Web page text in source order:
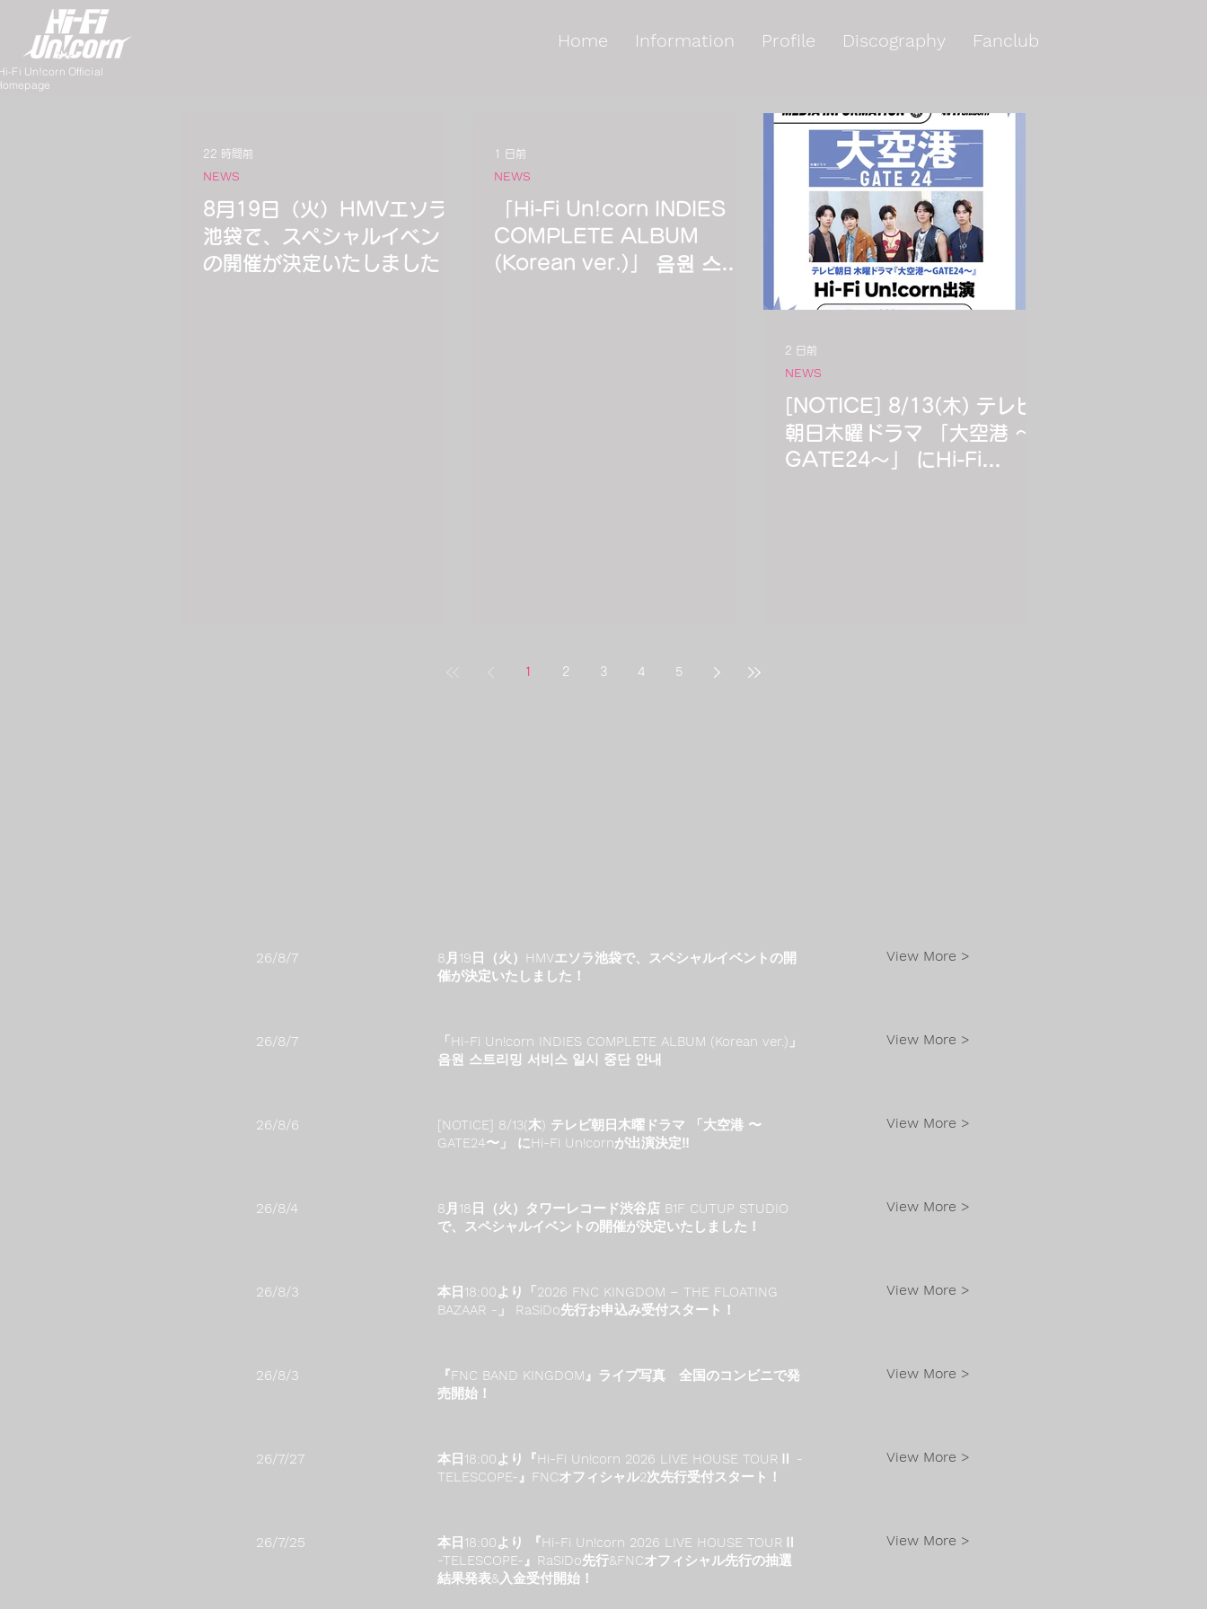
Home Information Profile Discography Fanclub
Fi Un!corn Official
8月19日（火）HMVエソラ
池袋で、スペシャルイベント
の開催が決定いたしました！
NEWS
22 時間前
「Hi-Fi Un!corn INDIES
COMPLETE ALBUM
(Korean ver.)」 음원 스트
NEWS
1 日前
[NOTICE] 8/13(木) テレビ
朝日木曜ドラマ 「大空港 〜
GATE24〜」 にHi-Fi
NEWS
2 日前
1 2 3 4 5
26/8/7
8月19日（火）HMVエソラ池袋で、スペシャルイベントの開
催が決定いたしました！
View More >
26/8/7
「Hi-Fi Un!corn INDIES COMPLETE ALBUM (Korean ver.)」
음원 스트리밍 서비스 일시 중단 안내
View More >
26/8/6
[NOTICE] 8/13(木) テレビ朝日木曜ドラマ 「大空港 〜
GATE24〜」 にHi-Fi Un!cornが出演決定‼︎
View More >
26/8/4
8月18日（火）タワーレコード渋谷店 B1F CUTUP STUDIO
で、スペシャルイベントの開催が決定いたしました！
View More >
26/8/3
本日18:00より「2026 FNC KINGDOM – THE FLOATING
BAZAAR -」 RaSiDo先行お申込み受付スタート！
View More >
26/8/3
『FNC BAND KINGDOM』ライブ写真 全国のコンビニで発
売開始！
View More >
26/7/27
本日18:00より『Hi-Fi Un!corn 2026 LIVE HOUSE TOURⅡ -
TELESCOPE-』FNCオフィシャル2次先行受付スタート！
View More >
26/7/25
本日18:00より 『Hi-Fi Un!corn 2026 LIVE HOUSE TOURⅡ
-TELESCOPE-』RaSiDo先行&FNCオフィシャル先行の抽選
結果発表&入金受付開始！
View More >